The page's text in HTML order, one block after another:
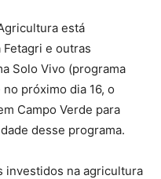
está
e outras
Solo Vivo (programa
próximo dia 16, o
Campo Verde para
desse programa.
investidos na agricultura